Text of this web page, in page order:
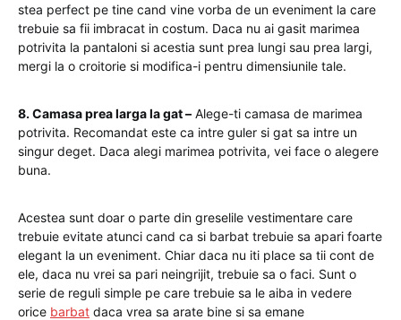
stea perfect pe tine cand vine vorba de un eveniment la care
trebuie sa fii imbracat in costum. Daca nu ai gasit marimea
potrivita la pantaloni si acestia sunt prea lungi sau prea largi,
mergi la o croitorie si modifica-i pentru dimensiunile tale.
8. Camasa prea larga la gat – Alege-ti camasa de marimea
potrivita. Recomandat este ca intre guler si gat sa intre un
singur deget. Daca alegi marimea potrivita, vei face o alegere
buna.
Acestea sunt doar o parte din greselile vestimentare care
trebuie evitate atunci cand ca si barbat trebuie sa apari foarte
elegant la un eveniment. Chiar daca nu iti place sa tii cont de
ele, daca nu vrei sa pari neingrijit, trebuie sa o faci. Sunt o
serie de reguli simple pe care trebuie sa le aiba in vedere
orice barbat daca vrea sa arate bine si sa emane